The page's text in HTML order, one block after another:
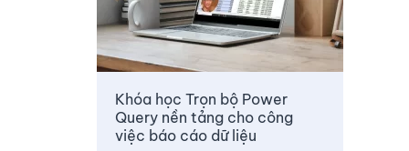
Khóa học Trọn bộ Power
Query nền tảng cho công
việc báo cáo dữ liệu